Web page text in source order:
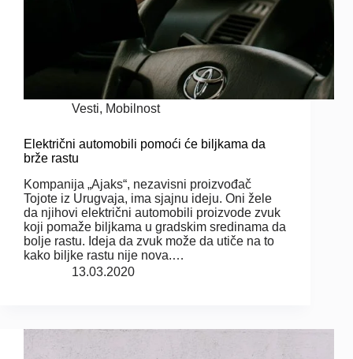
Vesti, Mobilnost
Električni automobili pomoći će biljkama da
brže rastu
Kompanija „Ajaks“, nezavisni proizvođač
Tojote iz Urugvaja, ima sjajnu ideju. Oni žele
da njihovi električni automobili proizvode zvuk
koji pomaže biljkama u gradskim sredinama da
bolje rastu. Ideja da zvuk može da utiče na to
kako biljke rastu nije nova.…
13.03.2020